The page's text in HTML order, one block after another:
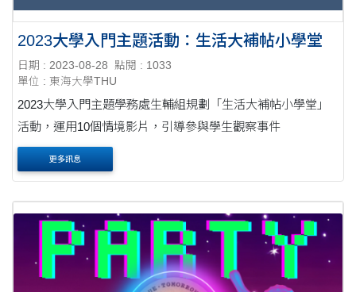
2023大學入門主題活動：生活大補帖小學堂
日期 : 2023-08-28
點閱 : 1033
單位 : 東海大學THU
2023大學入門主題學務處生輔組規劃「生活大補帖小學堂」
活動，運用10個情境影片，引導參與學生觀察事件
更多訊息